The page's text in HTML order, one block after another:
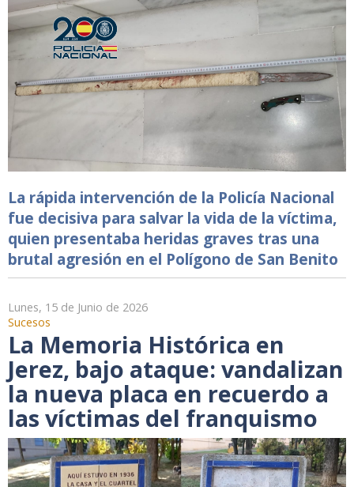
La rápida intervención de la Policía Nacional
fue decisiva para salvar la vida de la víctima,
quien presentaba heridas graves tras una
brutal agresión en el Polígono de San Benito
Lunes, 15 de Junio de 2026
Sucesos
La Memoria Histórica en
Jerez, bajo ataque: vandalizan
la nueva placa en recuerdo a
las víctimas del franquismo